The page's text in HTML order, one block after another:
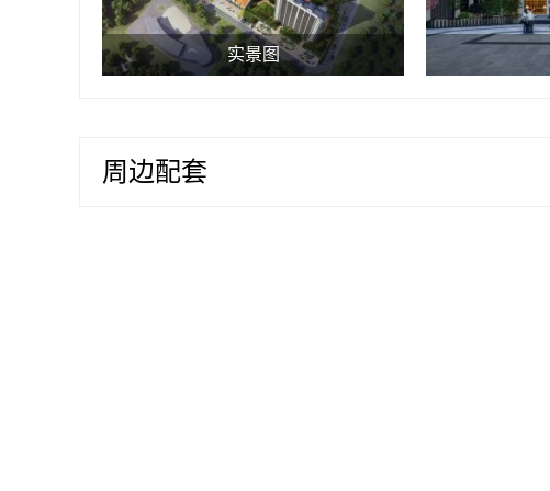
实景图
周边配套